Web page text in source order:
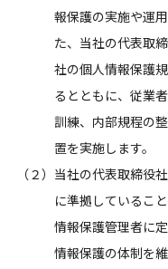
報保護の実施や運
た、当社の代表取
社の個人情報保護
るとともに、従業
訓練、内部規程の
置を実施します。
（２）当社の代表取締役
に準拠しているこ
情報保護管理者に
情報保護の体制を